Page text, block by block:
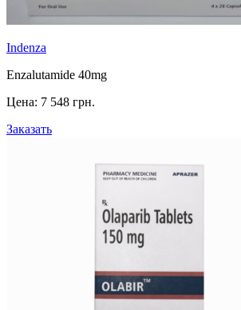
Indenza
Enzalutamide 40mg
Цена: 7 548 грн.
Заказать